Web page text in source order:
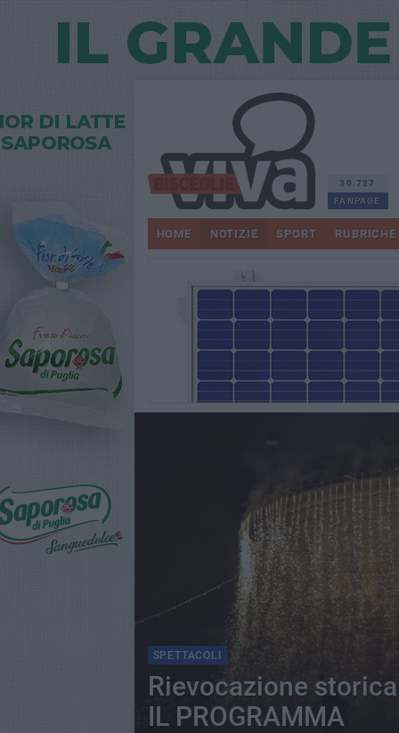
30.727
FANPAGE
HOME NOTIZIE SPORT RUBRICHE
SPETTACOLI
Rievocazione
IL PROGRAMMA